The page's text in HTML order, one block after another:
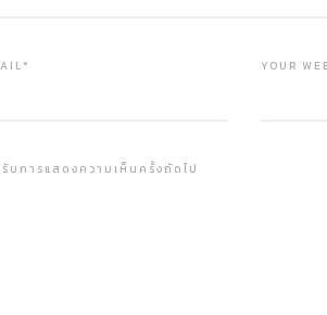
YOUR
บการแสดงความเห็นครั้งถัดไป